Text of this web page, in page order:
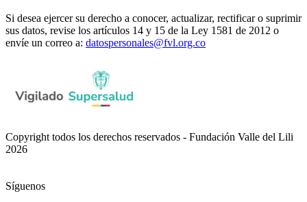
Si desea ejercer su derecho a conocer, actualizar, rectificar o suprimir
sus datos, revise los artículos 14 y 15 de la Ley 1581 de 2012 o
envíe un correo a: datospersonales@fvl.org.co
Copyright todos los derechos reservados - Fundación Valle del Lili
2026
Síguenos